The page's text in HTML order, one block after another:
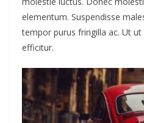
elementum. Suspendisse
tempor purus fringilla ac. Ut
efficitur.